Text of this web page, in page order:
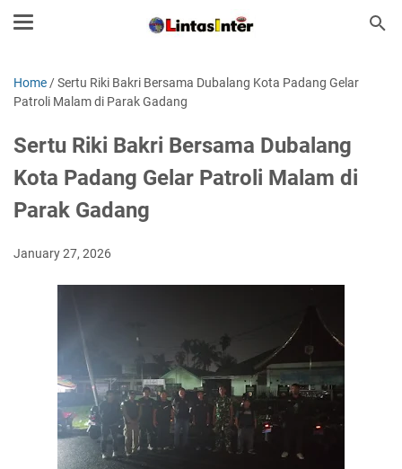
Home /Sertu Riki Bakri Bersama Dubalang Kota Padang Gelar
Patroli Malam di Parak Gadang
Sertu Riki Bakri Bersama Dubalang
Kota Padang Gelar Patroli Malam di
Parak Gadang
January 27, 2026